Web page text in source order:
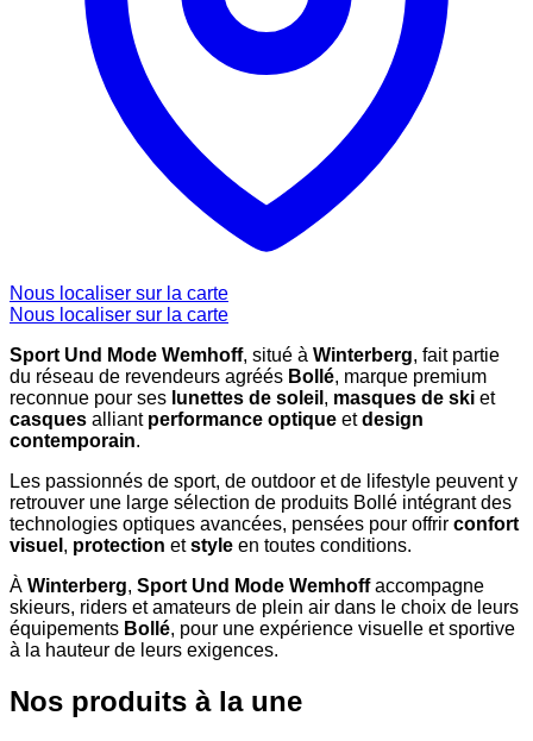
Nous localiser sur la carte
Nous localiser sur la carte
Sport Und Mode Wemhoff, situé à Winterberg, fait partie
du réseau de revendeurs agréés Bollé, marque premium
reconnue pour ses lunettes de soleil , masques de ski et
casques alliant performance optique etdesign
contemporain.
Les passionnés de sport, de outdoor et de lifestyle peuvent y
retrouver une large sélection de produits Bollé intégrant des
technologies optiques avancées, pensées pour offrir confort
visuel , protection etstyle en toutes conditions.
À Winterberg, Sport Und Mode Wemhoffaccompagne
skieurs, riders et amateurs de plein air dans le choix de leurs
équipements Bollé, pour une expérience visuelle et sportive
à la hauteur de leurs exigences.
Nos produits à la une